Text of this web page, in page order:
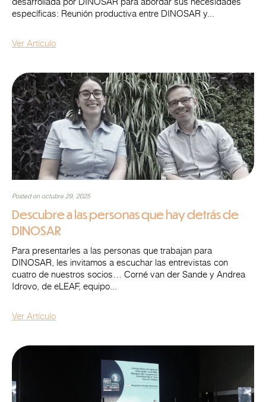
específicas: Reunión productiva entre DINOSAR y...
Ver Artículo
Posted on octubre 29, 2025
Descubre a las personas que hay detrás de
DINOSAR
Para presentarles a las personas que trabajan para
DINOSAR, les invitamos a escuchar las entrevistas con
cuatro de nuestros socios… Corné van der Sande y Andrea
Idrovo, de eLEAF, equipo...
Ver Artículo